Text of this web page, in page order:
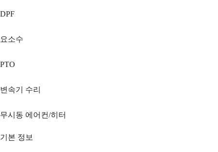
DPF
요소수
PTO
변속기 수리
무시동 에어컨/히터
기본 정보